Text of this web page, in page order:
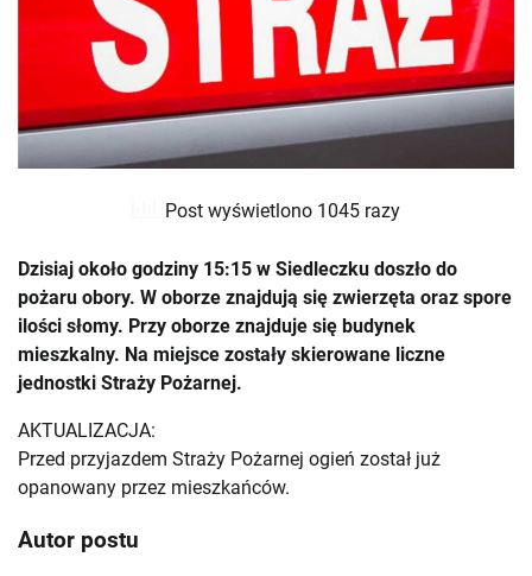
Post wyświetlono 1045 razy
Dzisiaj około godziny 15:15 w Siedleczku doszło do
pożaru obory. W oborze znajdują się zwierzęta oraz spore
ilości słomy. Przy oborze znajduje się budynek
mieszkalny. Na miejsce zostały skierowane liczne
jednostki Straży Pożarnej.
AKTUALIZACJA:
Przed przyjazdem Straży Pożarnej ogień został już
opanowany przez mieszkańców.
Autor postu